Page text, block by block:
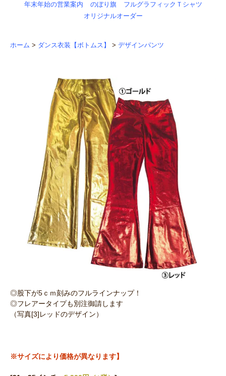
年末年始の営業案内 のぼり旗
フルグラフィックＴシャツ
オリジナルオーダー
ホーム > ダンス衣装【ボトムス】 > デザインパンツ
◎股下が5ｃｍ刻みのフルラインナップ！
◎フレアータイプも別注御請します
（写真[3]レッドのデザイン）
※サイズにより価格が異なります】